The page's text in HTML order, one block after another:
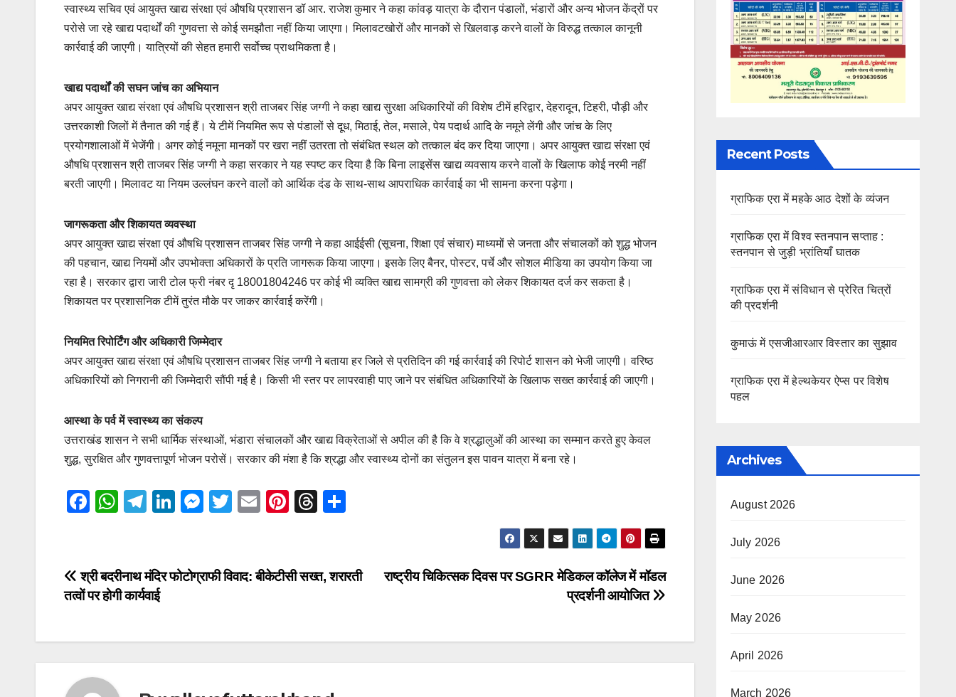
स्वास्थ्य सचिव एवं आयुक्त खाद्य संरक्षा एवं औषधि प्रशासन डॉ आर. राजेश कुमार ने कहा कांवड़ यात्रा के दौरान पंडालों, भंडारों और अन्य भोजन केंद्रों पर
परोसे जा रहे खाद्य पदार्थों की गुणवत्ता से कोई समझौता नहीं किया जाएगा। मिलावटखोरों और मानकों से खिलवाड़ करने वालों के विरुद्ध तत्काल कानूनी
कार्रवाई की जाएगी। यात्रियों की सेहत हमारी सर्वोच्च प्राथमिकता है।
खाद्य पदार्थों की सघन जांच का अभियान
अपर आयुक्त खाद्य संरक्षा एवं औषधि प्रशासन श्री ताजबर सिंह जग्गी ने कहा खाद्य सुरक्षा अधिकारियों की विशेष टीमें हरिद्वार, देहरादून, टिहरी, पौड़ी और
उत्तरकाशी जिलों में तैनात की गई हैं। ये टीमें नियमित रूप से पंडालों से दूध, मिठाई, तेल, मसाले, पेय पदार्थ आदि के नमूने लेंगी और जांच के लिए
प्रयोगशालाओं में भेजेंगी। अगर कोई नमूना मानकों पर खरा नहीं उतरता तो संबंधित स्थल को तत्काल बंद कर दिया जाएगा। अपर आयुक्त खाद्य संरक्षा एवं
औषधि प्रशासन श्री ताजबर सिंह जग्गी ने कहा सरकार ने यह स्पष्ट कर दिया है कि बिना लाइसेंस खाद्य व्यवसाय करने वालों के खिलाफ कोई नरमी नहीं
बरती जाएगी। मिलावट या नियम उल्लंघन करने वालों को आर्थिक दंड के साथ-साथ आपराधिक कार्रवाई का भी सामना करना पड़ेगा।
जागरूकता और शिकायत व्यवस्था
अपर आयुक्त खाद्य संरक्षा एवं औषधि प्रशासन ताजबर सिंह जग्गी ने कहा आईईसी (सूचना, शिक्षा एवं संचार) माध्यमों से जनता और संचालकों को शुद्ध भोजन
की पहचान, खाद्य नियमों और उपभोक्ता अधिकारों के प्रति जागरूक किया जाएगा। इसके लिए बैनर, पोस्टर, पर्चे और सोशल मीडिया का उपयोग किया जा
रहा है। सरकार द्वारा जारी टोल फ्री नंबर दृ 18001804246 पर कोई भी व्यक्ति खाद्य सामग्री की गुणवत्ता को लेकर शिकायत दर्ज कर सकता है।
शिकायत पर प्रशासनिक टीमें तुरंत मौके पर जाकर कार्रवाई करेंगी।
नियमित रिपोर्टिंग और अधिकारी जिम्मेदार
अपर आयुक्त खाद्य संरक्षा एवं औषधि प्रशासन ताजबर सिंह जग्गी ने बताया हर जिले से प्रतिदिन की गई कार्रवाई की रिपोर्ट शासन को भेजी जाएगी। वरिष्ठ
अधिकारियों को निगरानी की जिम्मेदारी सौंपी गई है। किसी भी स्तर पर लापरवाही पाए जाने पर संबंधित अधिकारियों के खिलाफ सख्त कार्रवाई की जाएगी।
आस्था के पर्व में स्वास्थ्य का संकल्प
उत्तराखंड शासन ने सभी धार्मिक संस्थाओं, भंडारा संचालकों और खाद्य विक्रेताओं से अपील की है कि वे श्रद्धालुओं की आस्था का सम्मान करते हुए केवल
शुद्ध, सुरक्षित और गुणवत्तापूर्ण भोजन परोसें। सरकार की मंशा है कि श्रद्धा और स्वास्थ्य दोनों का संतुलन इस पावन यात्रा में बना रहे।
F
e
b
o
W
s
A
p
T
gr
a
Li
e
M
e
er
T
er
E
Pi
e
T
a
e
Post
navigation
राष्ट्रीय चिकित्सक दिवस पर SGRR मेडिकल कॉलेज में मॉडल
प्रदर्शनी आयोजित
श्री बदरीनाथ मंदिर फोटोग्राफी विवाद: बीकेटीसी सख्त, शरारती
तत्वों पर होगी कार्यवाई
Recent Posts
ग्राफिक एरा में महके आठ देशों के व्यंजन
ग्राफिक एरा में विश्व स्तनपान सप्ताह :
स्तनपान से जुड़ी भ्रांतियाँ घातक
ग्राफिक एरा में संविधान से प्रेरित चित्रों
की प्रदर्शनी
कुमाऊं में एसजीआरआर विस्तार का सुझाव
ग्राफिक एरा में हेल्थकेयर ऐप्स पर विशेष
पहल
Archives
August 2026
July 2026
June 2026
May 2026
April 2026
March 2026